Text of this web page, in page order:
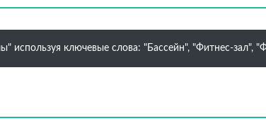
используя ключевые слова: "Бассейн", "Фитнес-зал",